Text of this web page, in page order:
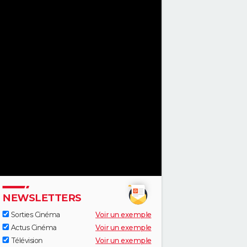
NEWSLETTERS
Sorties Cinéma
Voir un exemple
Actus Cinéma
Voir un exemple
Télévision
Voir un exemple